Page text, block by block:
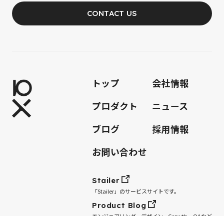
JOIN OUR TEAM
CONTACT US
トップ
会社情報
プロダクト
ニュース
ブログ
採用情報
お問い合わせ
Stailer
「Stailer」のサービスサイトです。
Product Blog